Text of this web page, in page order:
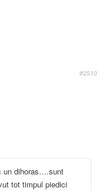
#2510
un dihoras….sunt
tot timpul piedici